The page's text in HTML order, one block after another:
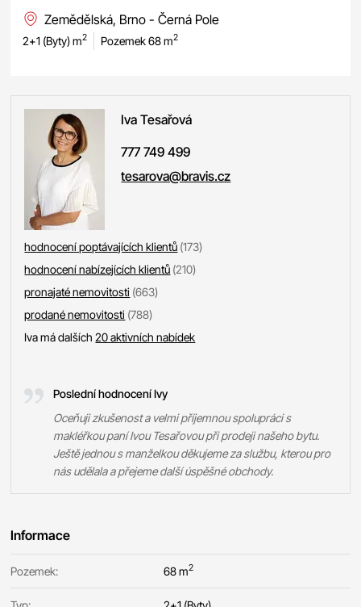
Zemědělská, Brno - Černá Pole
2+1 (Byty) m2 Pozemek 68 m2
IvaTesařová
777 749 499
tesarova@bravis.cz
hodnocení poptávajících klientů (173)
hodnocení nabízejících klientů (210)
pronajaté nemovitosti (663)
prodané nemovitosti (788)
Iva má dalších20 aktivních nabídek
Poslední hodnocení Ivy
Oceňuji zkušenost a velmi příjemnou spolupráci s
makléřkou paní Ivou Tesařovou při prodeji našeho bytu.
Ještě jednou s manželkou děkujeme za službu, kterou pro
nás udělala a přejeme další úspěšné obchody.
Informace
Pozemek: 68 m2